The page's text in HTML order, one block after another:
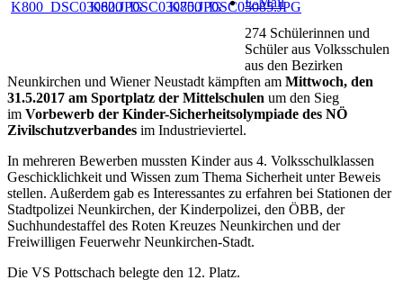
274 Schülerinnen und
Schüler aus Volksschulen
aus den Bezirken
Neunkirchen und Wiener Neustadt kämpften am Mittwoch, den
31.5.2017 am Sportplatz der Mittelschulen um den Sieg
im Vorbewerb der Kinder-Sicherheitsolympiade des NÖ
Zivilschutzverbandes im Industrieviertel.
In mehreren Bewerben mussten Kinder aus 4. Volksschulklassen
Geschicklichkeit und Wissen zum Thema Sicherheit unter Beweis
stellen. Außerdem gab es Interessantes zu erfahren bei Stationen der
Stadtpolizei Neunkirchen, der Kinderpolizei, den ÖBB, der
Suchhundestaffel des Roten Kreuzes Neunkirchen und der
Freiwilligen Feuerwehr Neunkirchen-Stadt.
Die VS Pottschach belegte den 12. Platz.